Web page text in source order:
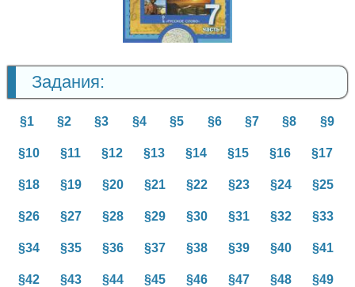
Задания:
§1 §2 §3 §4 §5 §6 §7 §8 §9
§10 §11 §12 §13 §14 §15 §16 §17
§18 §19 §20 §21 §22 §23 §24 §25
§26 §27 §28 §29 §30 §31 §32 §33
§34 §35 §36 §37 §38 §39 §40 §41
§42 §43 §44 §45 §46 §47 §48 §49